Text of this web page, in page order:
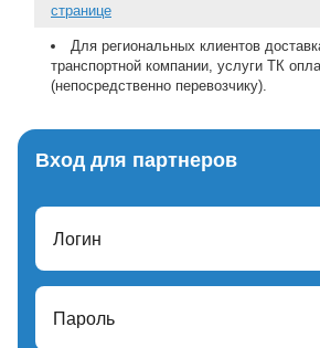
странице
Для региональных клиентов
транспортной компании, услуги ТК
(непосредственно перевозчику).
Вход для партнеров
Логин
Пароль